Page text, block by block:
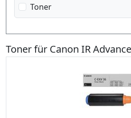
Toner
Toner für Canon IR